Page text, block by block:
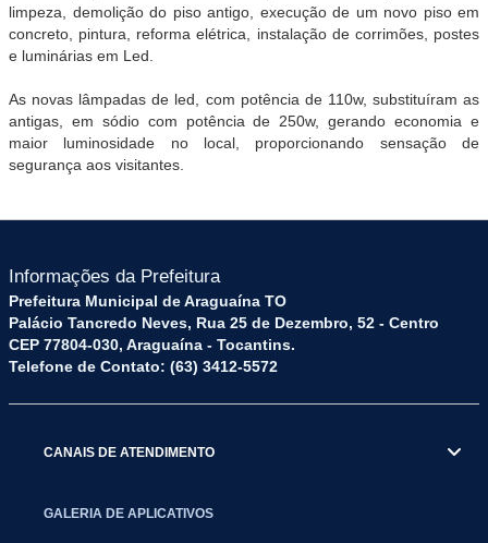
limpeza, demolição do piso antigo, execução de um novo piso em
concreto, pintura, reforma elétrica, instalação de corrimões, postes
e luminárias em Led.
As novas lâmpadas de led, com potência de 110w, substituíram as
antigas, em sódio com potência de 250w, gerando economia e
maior luminosidade no local, proporcionando sensação de
segurança aos visitantes.
Informações da Prefeitura
Prefeitura Municipal de Araguaína TO
Palácio Tancredo Neves, Rua 25 de Dezembro, 52 - Centro
CEP 77804-030, Araguaína - Tocantins.
Telefone de Contato: (63) 3412-5572
CANAIS DE ATENDIMENTO
GALERIA DE APLICATIVOS